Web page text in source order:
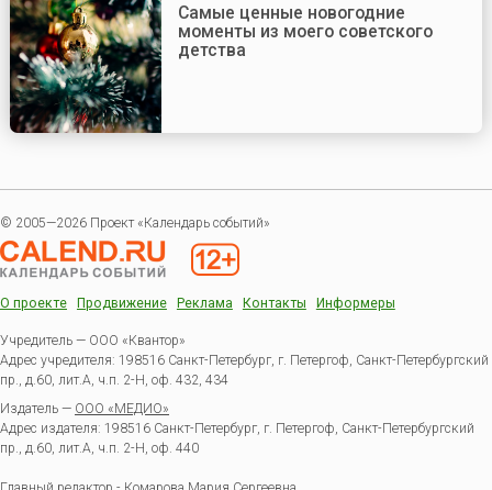
Самые ценные новогодние
моменты из моего советского
детства
© 2005—2026 Проект «Календарь событий»
О проекте Продвижение Реклама Контакты Информеры
Учредитель — ООО «Квантор»
Адрес учредителя: 198516 Санкт-Петербург, г. Петергоф, Санкт-Петербургский
пр., д.60, лит.А, ч.п. 2-Н, оф. 432, 434
Издатель — ООО «МЕДИО»
Адрес издателя: 198516 Санкт-Петербург, г. Петергоф, Санкт-Петербургский
пр., д.60, лит.А, ч.п. 2-Н, оф. 440